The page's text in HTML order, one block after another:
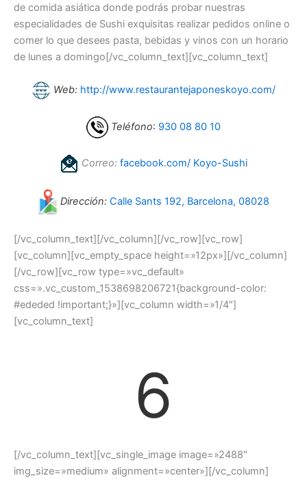
de comida asiática donde podrás probar nuestras
especialidades de Sushi exquisitas realizar pedidos online o
comer lo que desees pasta, bebidas y vinos con un horario
de lunes a domingo[/vc_column_text][vc_column_text]
Web: http://www.restaurantejaponeskoyo.com/
Teléfono: 930 08 80 10
Correo: facebook.com/ Koyo-Sushi
Dirección: Calle Sants 192, Barcelona, 08028
[/vc_column_text][/vc_column][/vc_row][vc_row]
[vc_column][vc_empty_space height=»12px»][/vc_column]
[/vc_row][vc_row type=»vc_default»
css=».vc_custom_1538698206721{background-color:
#ededed !important;}»][vc_column width=»1/4″]
[vc_column_text]
6
[/vc_column_text][vc_single_image image=»2488″
img_size=»medium» alignment=»center»][/vc_column]